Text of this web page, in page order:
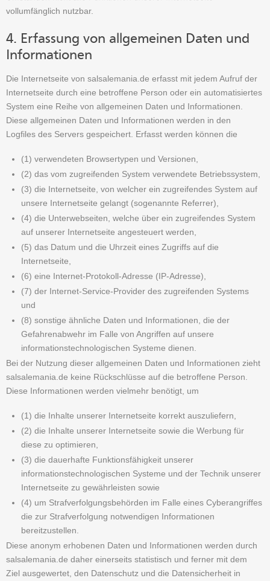
vollumfänglich nutzbar.
4. Erfassung von allgemeinen Daten und
Informationen
Die Internetseite von salsalemania.de erfasst mit jedem Aufruf der
Internetseite durch eine betroffene Person oder ein automatisiertes
System eine Reihe von allgemeinen Daten und Informationen.
Diese allgemeinen Daten und Informationen werden in den
Logfiles des Servers gespeichert. Erfasst werden können die
(1) verwendeten Browsertypen und Versionen,
(2) das vom zugreifenden System verwendete Betriebssystem,
(3) die Internetseite, von welcher ein zugreifendes System auf
unsere Internetseite gelangt (sogenannte Referrer),
(4) die Unterwebseiten, welche über ein zugreifendes System
auf unserer Internetseite angesteuert werden,
(5) das Datum und die Uhrzeit eines Zugriffs auf die
Internetseite,
(6) eine Internet-Protokoll-Adresse (IP-Adresse),
(7) der Internet-Service-Provider des zugreifenden Systems
und
(8) sonstige ähnliche Daten und Informationen, die der
Gefahrenabwehr im Falle von Angriffen auf unsere
informationstechnologischen Systeme dienen.
Bei der Nutzung dieser allgemeinen Daten und Informationen zieht
salsalemania.de keine Rückschlüsse auf die betroffene Person.
Diese Informationen werden vielmehr benötigt, um
(1) die Inhalte unserer Internetseite korrekt auszuliefern,
(2) die Inhalte unserer Internetseite sowie die Werbung für
diese zu optimieren,
(3) die dauerhafte Funktionsfähigkeit unserer
informationstechnologischen Systeme und der Technik unserer
Internetseite zu gewährleisten sowie
(4) um Strafverfolgungsbehörden im Falle eines Cyberangriffes
die zur Strafverfolgung notwendigen Informationen
bereitzustellen.
Diese anonym erhobenen Daten und Informationen werden durch
salsalemania.de daher einerseits statistisch und ferner mit dem
Ziel ausgewertet, den Datenschutz und die Datensicherheit in